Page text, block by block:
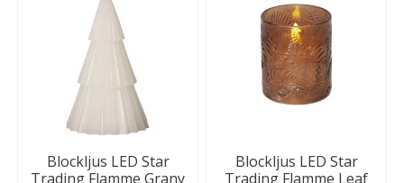
Blockljus LED Star
Trading Flamme Grany
Blockljus LED Star
Trading Flamme Leaf